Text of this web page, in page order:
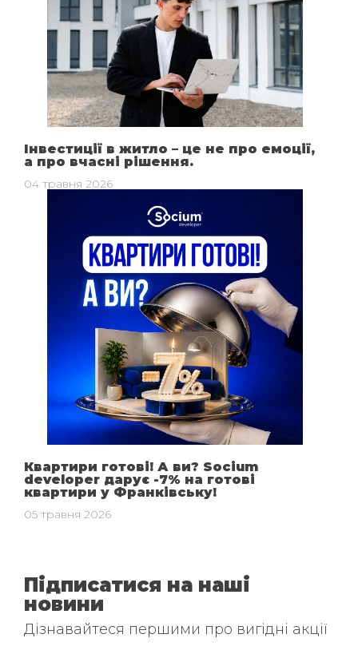
Інвестиції в житло – це не про емоції,
а про вчасні рішення.
04 травня 2026
Квартири готові! А ви? Socium
developer дарує -7% на готові
квартири у Франківську!
05 травня 2026
Підписатися на наші
новини
Дізнавайтеся першими про вигідні акції